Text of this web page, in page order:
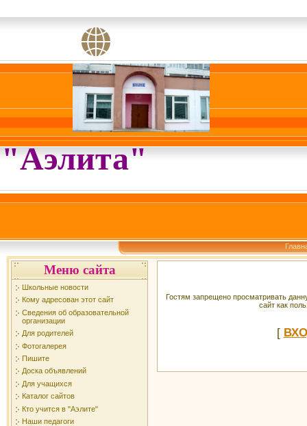
"Аэлита"
Меню сайта
Школьные новости
Кому адресован этот сайт
Сведения об образовательной
организации
Для родителей
Фотогалерея
Пишите
Доска объявлений
Для учащихся
Каталог сайтов
Кто учится в "Аэлите"
Наши педагоги
Гостям запрещено просматривать
сайт как
[